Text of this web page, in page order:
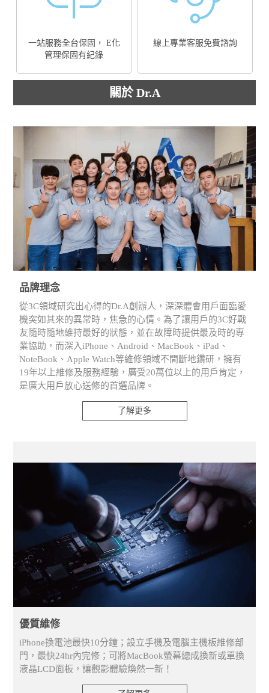
一站服務全台保固， E化
管理保固有紀錄
線上專業客服免費諮詢
關於 Dr.A
品牌理念
從3C領域研究出心得的Dr.A創辦人，深深體會用戶面臨愛
機突如其來的異常時，焦急的心情。為了讓用戶的3C好戰
友隨時隨地維持最好的狀態，並在故障時提供最及時的專
業協助，而深入iPhone、Android、MacBook、iPad、
NoteBook、Apple Watch等維修領域不間斷地鑽研，擁有
19年以上維修及服務經驗，廣受20萬位以上的用戶肯定，
是廣大用戶放心送修的首選品牌。
了解更多
優質維修
iPhone換電池最快10分鐘；設立手機及電腦主機板維修部
門，最快24hr內完修；可將MacBook螢幕總成換新或單換
液晶LCD面板，讓觀影體驗煥然一新！